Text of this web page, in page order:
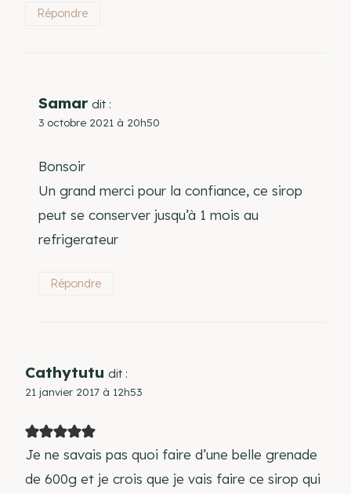
Répondre
Samar dit :
3 octobre 2021 à 20h50
Bonsoir
Un grand merci pour la confiance, ce sirop
peut se conserver jusqu’à 1 mois au
refrigerateur
Répondre
Cathytutu dit :
21 janvier 2017 à 12h53
Je ne savais pas quoi faire d’une belle grenade
de 600g et je crois que je vais faire ce sirop qui